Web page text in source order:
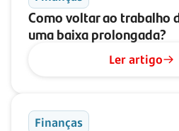
Como voltar ao trabalho
uma baixa prolongada?
Ler artigo
Finanças